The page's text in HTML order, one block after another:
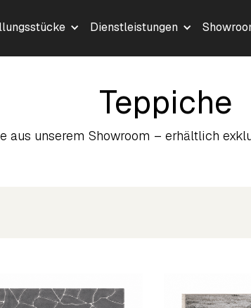
Dienstleistungen
Teppiche
aus unserem Showroom – erhältlich